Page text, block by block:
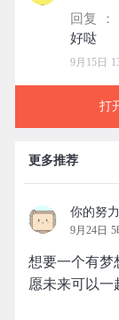
回复 ：
9月15日
打
更多推荐
你的努
9月24日 5
想要一个有梦
愿未来可以一